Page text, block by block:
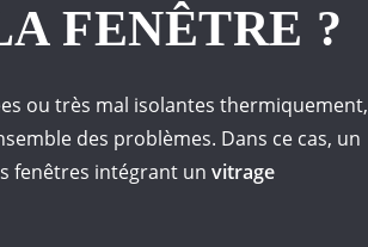
FENÊTRE ?
ou très mal isolantes thermiquement,
des problèmes. Dans ce cas, un
fenêtres intégrant un vitrage